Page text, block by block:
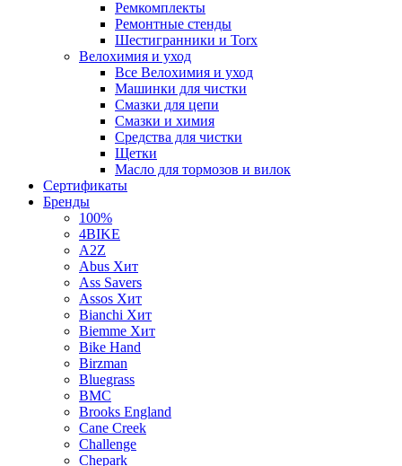
Ремкомплекты
Ремонтные стенды
Шестигранники и Torx
Велохимия и уход
Все Велохимия и уход
Машинки для чистки
Смазки для цепи
Смазки и химия
Средства для чистки
Щетки
Масло для тормозов и вилок
Сертификаты
Бренды
100%
4BIKE
A2Z
Abus Хит
Ass Savers
Assos Хит
Bianchi Хит
Biemme Хит
Bike Hand
Birzman
Bluegrass
BMC
Brooks England
Cane Creek
Challenge
Chepark